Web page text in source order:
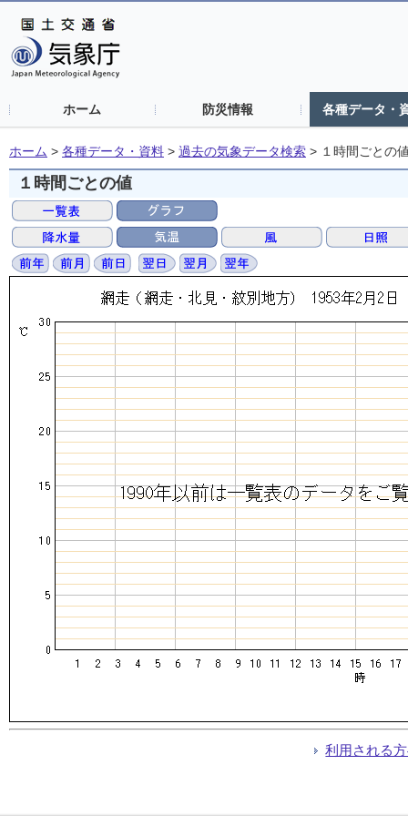
ホーム 防災情報 各種データ・
ホーム > 各種データ・資料 > 過去の気象データ検索 > １時間ごとの
１時間ごとの値
利用される